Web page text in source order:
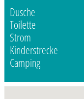
Dusche
Toilette
Strom
Kinderstrecke
Camping